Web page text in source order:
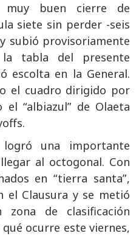
muy buen cierre de
siete sin perder -seis
subió provisoriamente
tabla del presente
escolta en la General.
el cuadro dirigido por
“albiazul” de Olaeta
una importante
al octogonal. Con
en “tierra santa”,
el Clausura y se metió
zona de clasificación
ocurre este viernes,